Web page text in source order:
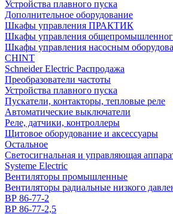
Устройства плавного пуска
Дополнительное оборудование
Шкафы управления ПРАКТИК
Шкафы управления
Шкафы управления насосным
CHINT
Schneider Electric Распродажа
Преобразователи частоты
Устройства плавного пуска
Пускатели, контакторы, тепловые реле
Автоматические выключатели
Реле, датчики, контроллеры
Щитовое оборудование и аксессуары
Остальное
Светосигнальная и управляющая
Systeme Electric
Вентиляторы промышленные
Вентиляторы радиальные низкого
ВР 86-77-2
ВР 86-77-2,5